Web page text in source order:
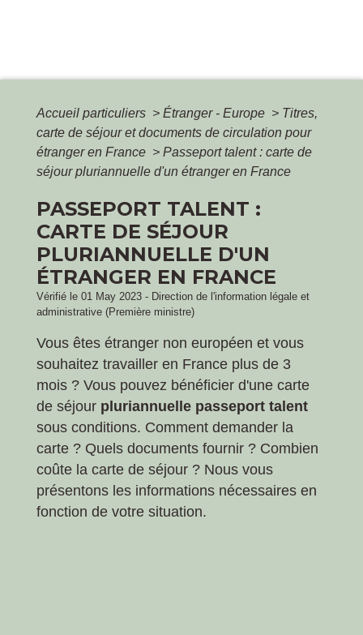
Accueil particuliers > Étranger - Europe > Titres,
carte de séjour et documents de circulation pour
étranger en France > Passeport talent : carte de
séjour pluriannuelle d'un étranger en France
PASSEPORT TALENT :
CARTE DE SÉJOUR
PLURIANNUELLE D'UN
ÉTRANGER EN FRANCE
Vérifié le 01 May 2023 - Direction de l'information légale et
administrative (Première ministre)
Vous êtes étranger non européen et vous
souhaitez travailler en France plus de 3
mois ? Vous pouvez bénéficier d'une carte
de séjour pluriannuelle passeport talent
sous conditions. Comment demander la
carte ? Quels documents fournir ? Combien
coûte la carte de séjour ? Nous vous
présentons les informations nécessaires en
fonction de votre situation.